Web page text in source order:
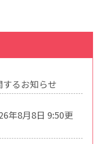
るお知らせ
年8月8日 9:50更